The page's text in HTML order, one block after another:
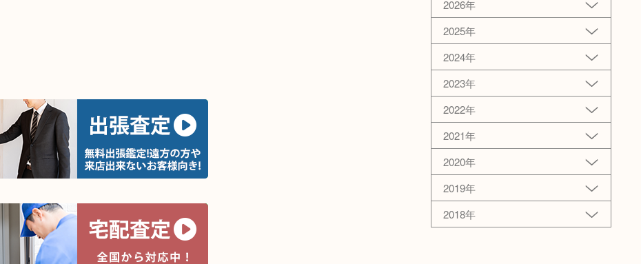
2026年
2025年
2024年
2023年
2022年
2021年
2020年
2019年
2018年